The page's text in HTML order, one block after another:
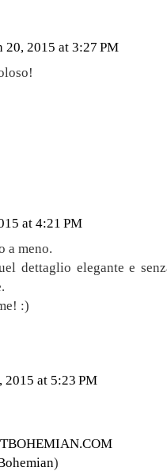
20, 2015 at 3:27 PM
at 4:21 PM
a meno.
dettaglio elegante e
:)
2015 at 5:23 PM
)